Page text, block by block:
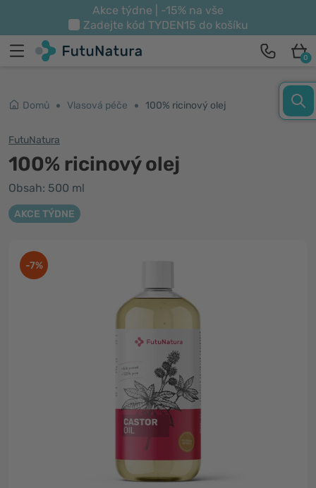
Akce týdne | -15% na vše
Zadejte kód TYDEN15 do košíku
0
Domů Vlasová péče 100% ricinový olej
FutuNatura
100% ricinový olej
Obsah: 500 ml
AKCE TÝDNE
-7%